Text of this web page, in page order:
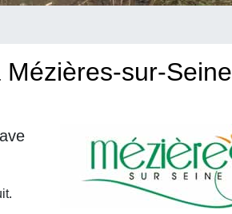
sur-Seine